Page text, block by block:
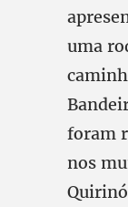
uma
foram
nos